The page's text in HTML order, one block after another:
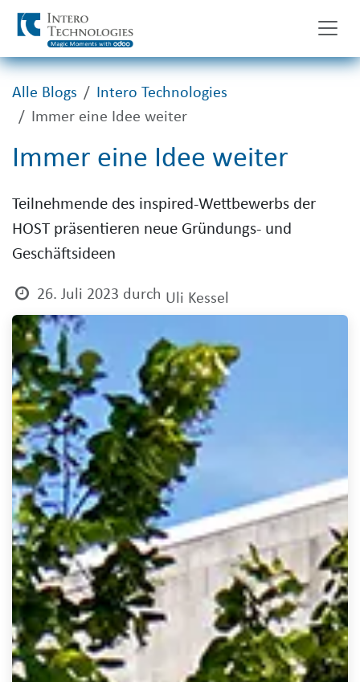
Zum Inhalt springen
Alle Blogs
Intero Technologies
Immer eine Idee weiter
Immer eine Idee weiter
Teilnehmende des inspired-Wettbewerbs der
HOST präsentieren neue Gründungs- und
Geschäftsideen
26. Juli 2023 durch Uli Kessel